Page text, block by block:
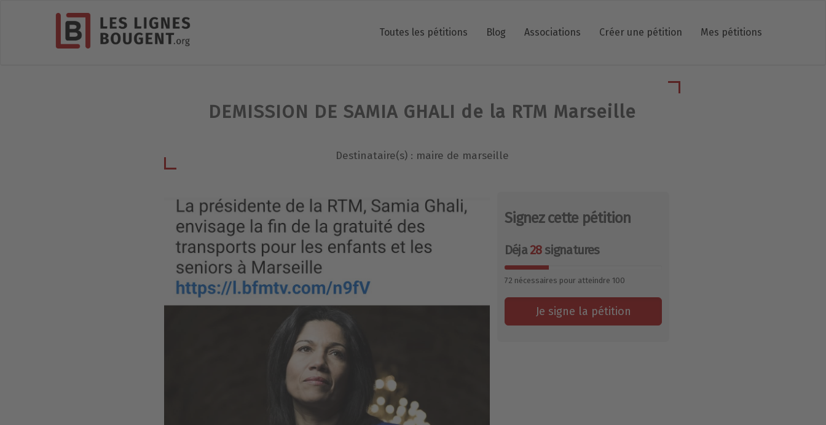
Toutes les pétitions Blog Associations Créer une pétition Mes pétitions
DEMISSION DE SAMIA GHALI de la RTM Marseille
Destinataire(s) : maire de marseille
Signez cette pétition
Déja28signatures
72 nécessaires pour atteindre 100
Je signe la pétition